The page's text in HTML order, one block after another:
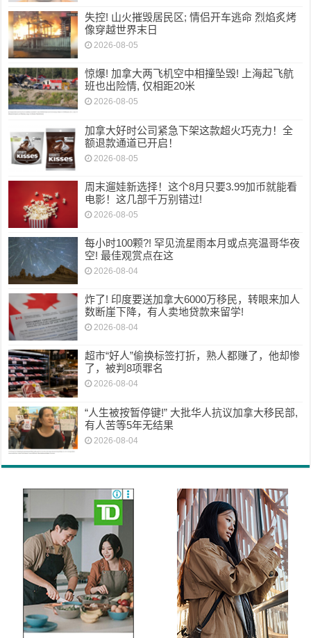
失控! 山火摧毁居民区; 情侣开车逃命 烈焰炙烤
像穿越世界末日
2026-08-05
惊爆! 加拿大两飞机空中相撞坠毁! 上海起飞航
班也出险情, 仅相距20米
2026-08-05
加拿大好时公司紧急下架这款超火巧克力！全
额退款通道已开启！
2026-08-05
周末遛娃新选择！这个8月只要3.99加币就能看
电影！这几部千万别错过!
2026-08-05
每小时100颗?! 罕见流星雨本月或点亮温哥华夜
空! 最佳观赏点在这
2026-08-04
炸了! 印度要送加拿大6000万移民，转眼来加人
数断崖下降，有人卖地贷款来留学!
2026-08-04
超市“好人”偷换标签打折，熟人都赚了，他却惨
了，被判8项罪名
2026-08-04
“人生被按暂停键!” 大批华人抗议加拿大移民部,
有人苦等5年无结果
2026-08-04